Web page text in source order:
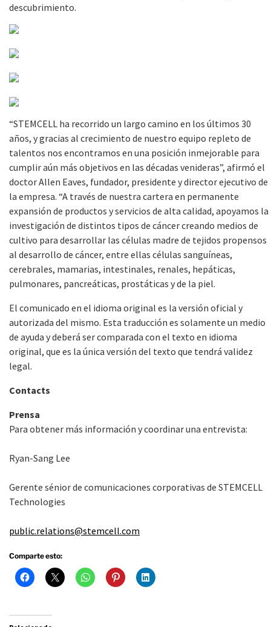
descubrimiento.
“STEMCELL ha recorrido un largo camino en los últimos 30
años, y gracias al crecimiento de nuestro equipo repleto de
talentos nos encontramos en una posición inmejorable para
cumplir aún más objetivos en las décadas venideras”, afirmó el
doctor Allen Eaves, fundador, presidente y director ejecutivo de
la empresa. “A través de nuestra cartera en permanente
expansión de productos y servicios de alta calidad, apoyamos la
investigación de distintos tipos de cáncer creando medios de
cultivo para desarrollar las células madre de tejidos propensos
al desarrollo de cáncer, entre ellas células sanguíneas,
cerebrales, mamarias, intestinales, renales, hepáticas,
pulmonares, pancreáticas, prostáticas y de la piel.
El comunicado en el idioma original es la versión oficial y
autorizada del mismo. Esta traducción es solamente un medio
de ayuda y deberá ser comparada con el texto en idioma
original, que es la única versión del texto que tendrá validez
legal.
Contacts
Prensa
Para obtener más información y coordinar una entrevista:
Ryan-Sang Lee
Gerente sénior de comunicaciones corporativas de STEMCELL
Technologies
public.relations@stemcell.com
Comparte esto: